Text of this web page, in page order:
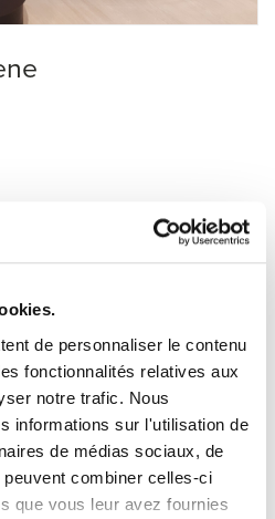
de personnaliser le contenu
fonctionnalités relatives aux
notre trafic. Nous
informations sur l'utilisation de
de médias sociaux, de
combiner celles-ci
que vous leur avez fournies
cet article